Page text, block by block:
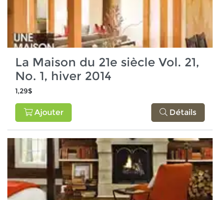
La Maison du 21e siècle Vol. 21,
No. 1, hiver 2014
1,29$
Ajouter Détails